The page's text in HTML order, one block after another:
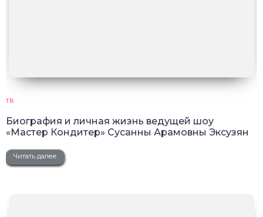
ТВ
Биография и личная жизнь ведущей шоу
«Мастер Кондитер» Сусанны Арамовны Эксузян
Читать далее